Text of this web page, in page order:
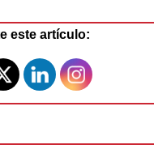
este artículo: